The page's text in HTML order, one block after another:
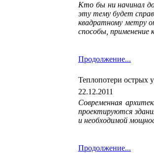
Кто бы ни начинал
эту тему будет
квадратному метру
способы, применение
Продолжение...
Теплопотери острых
22.12.2011
Современная
проектируются
и необходимой
Продолжение...